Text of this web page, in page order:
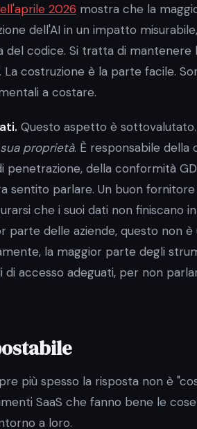
2026 mostra che la
dell'AI in un impatto
codice. Si tratta di mantenere
costruzione è la parte facile.
a costare.
Questo aspetto è
proprietà. È responsabile della
della conformità
sentito parlare. Un buon
che i suoi dati non finiscano
parte delle aziende, questo non
la maggior parte degli
accesso adeguati, per non
più spesso la risposta non è
SaaS che fanno bene le
a loro.